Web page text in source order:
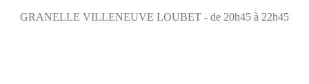
GRANELLE VILLENEUVE LOUBET - de 20h45 à 22h45